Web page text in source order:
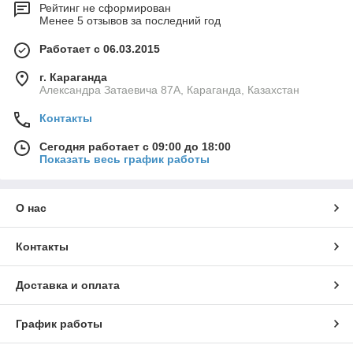
Рейтинг не сформирован
Менее 5 отзывов за последний год
Работает с 06.03.2015
г. Караганда
Александра Затаевича 87А, Караганда, Казахстан
Контакты
Сегодня работает с 09:00 до 18:00
Показать весь график работы
О нас
Контакты
Доставка и оплата
График работы